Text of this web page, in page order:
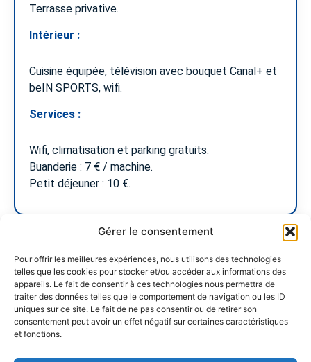
Gérer le consentement
Pour offrir les meilleures expériences, nous utilisons des technologies
telles que les cookies pour stocker et/ou accéder aux informations des
appareils. Le fait de consentir à ces technologies nous permettra de
traiter des données telles que le comportement de navigation ou les ID
uniques sur ce site. Le fait de ne pas consentir ou de retirer son
consentement peut avoir un effet négatif sur certaines caractéristiques
et fonctions.
Terrasse privative.
Intérieur :
Cuisine équipée, télévision avec bouquet Canal+ et
beIN SPORTS, wifi.
Services :
Wifi, climatisation et parking gratuits.
Buanderie : 7 € / machine.
Petit déjeuner : 10 €.
Réserver
maintenant